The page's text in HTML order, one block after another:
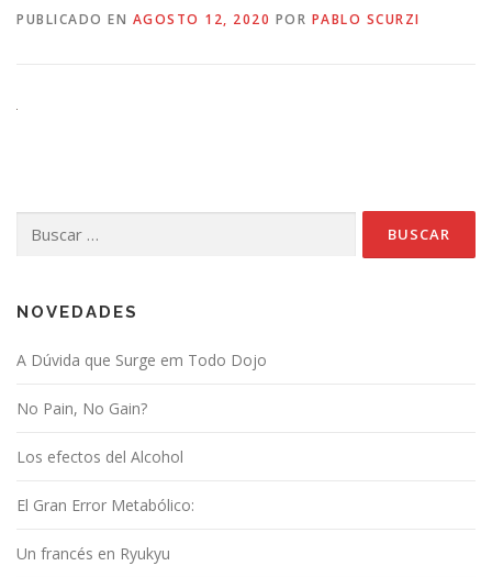
PUBLICADO EN AGOSTO 12, 2020 POR PABLO SCURZI
NOVEDADES
A Dúvida que Surge em Todo Dojo
No Pain, No Gain?
Los efectos del Alcohol
El Gran Error Metabólico:
Un francés en Ryukyu